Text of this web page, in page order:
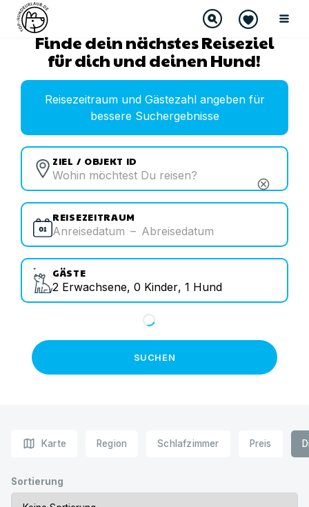
Finde dein nächstes Reiseziel
für dich und deinen Hund!
Reisezeitraum und Gästezahl angeben für
bessere Suchergebnisse
ZIEL / OBJEKT ID
cancel
REISEZEITRAUM
Anreisedatum – Abreisedatum
GÄSTE
2 Erwachsene, 0 Kinder, 1 Hund
SUCHEN
map Karte Region Schlafzimmer Preis
Sortierung